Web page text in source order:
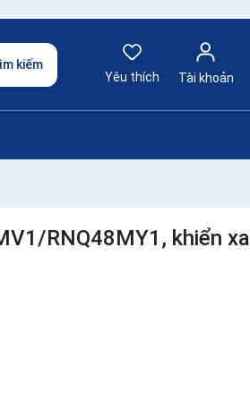
kiếm
Yêu thích
Tài khoản
RNQ48MY1, khiển xa